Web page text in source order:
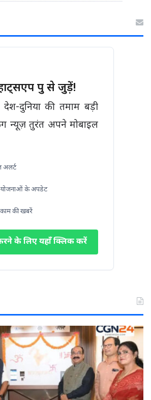
ग्रुप से जुड़ें!
दुनिया की तमाम बड़ी
न्यूज़ तुरंत अपने मोबाइल
अलर्ट
योजनाओं के अपडेट
काम की खबरें
करने के लिए यहाँ क्लिक करें